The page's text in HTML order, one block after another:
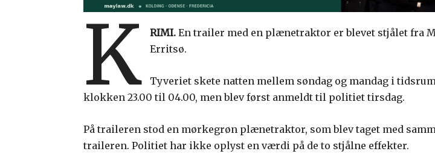
K RIMI. En trailer med en plænetraktor er blevet stjålet fra
Erritsø.
Tyveriet skete natten mellem søndag og mandag i
klokken 23.00 til 04.00, men blev først anmeldt til politiet tirsdag.
På traileren stod en mørkegrøn plænetraktor, som blev taget med
traileren. Politiet har ikke oplyst en værdi på de to stjålne effekter.